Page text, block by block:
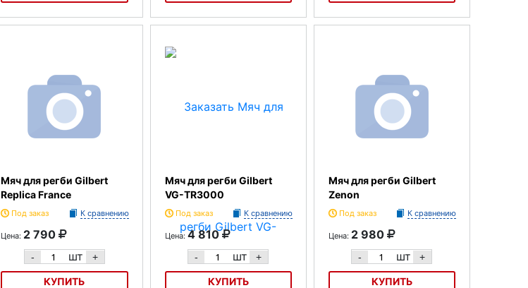
Мяч для регби Gilbert G-TR4000 Мяч для регби Gilbert Omega Мяч для регби Gilbert Photon
Мяч для регби Gilbert
Replica France
Под заказ К сравнению
Цена: 2 790
- шт +
КУПИТЬ
Мяч для регби Gilbert
VG-TR3000
Под заказ К сравнению
Цена: 4 810
- шт +
КУПИТЬ
Мяч для регби Gilbert
Zenon
Под заказ К сравнению
Цена: 2 980
- шт +
КУПИТЬ